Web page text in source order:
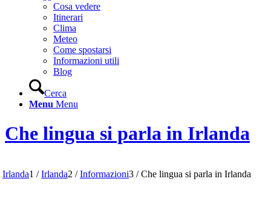
Cosa vedere
Itinerari
Clima
Meteo
Come spostarsi
Informazioni utili
Blog
Cerca
Menu Menu
Che lingua si parla in Irlanda
Irlanda1 / Irlanda2 / Informazioni3 / Che lingua si parla in Irlanda